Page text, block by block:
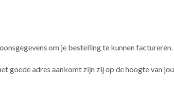
om je bestelling te kunnen factureren.
goede adres aankomt zijn zij op de hoogte van